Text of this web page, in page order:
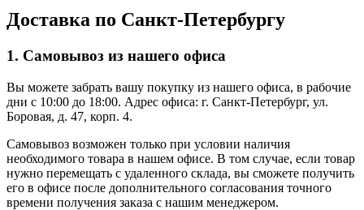
Доставка по Санкт-Петербургу
1. Самовывоз из нашего офиса
Вы можете забрать вашу покупку из нашего офиса, в рабочие
дни с 10:00 до 18:00. Адрес офиса: г. Санкт-Петербург, ул.
Боровая, д. 47, корп. 4.
Самовывоз возможен только при условии наличия
необходимого товара в нашем офисе. В том случае, если товар
нужно перемещать с удаленного склада, вы сможете получить
его в офисе после дополнительного согласования точного
времени получения заказа с нашим менеджером.